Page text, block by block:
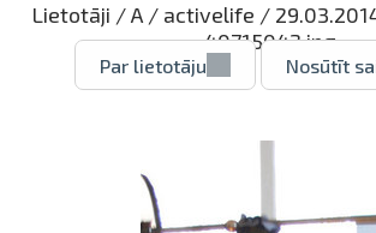
Lietotāji /A/ activelife /
40715042.jpg
Par lietotāju Nosūtīt